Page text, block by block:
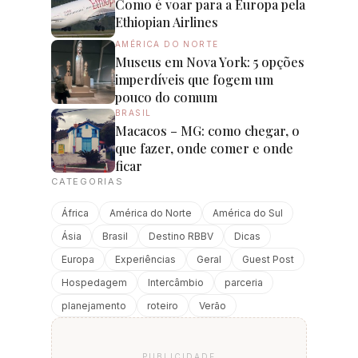
Como é voar para a Europa pela
Ethiopian Airlines
AMÉRICA DO NORTE
Museus em Nova York: 5 opções
imperdíveis que fogem um
pouco do comum
BRASIL
Macacos – MG: como chegar, o
que fazer, onde comer e onde
ficar
CATEGORIAS
África América do Norte
América do Sul
Ásia
Brasil Destino RBBV
Dicas
Europa
Experiências Geral
Guest Post
Hospedagem
Intercâmbio
parceria
planejamento
roteiro Verão
PUBLICIDADE